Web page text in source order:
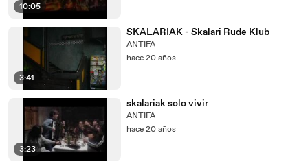
10:05
3:41
SKALARIAK - Skalari Rude Klub
ANTIFA
hace 20 años
3:23
skalariak solo vivir
ANTIFA
hace 20 años